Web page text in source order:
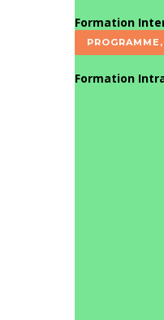
Formation
Formation